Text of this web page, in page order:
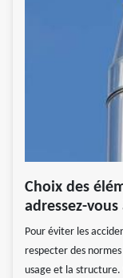
Choix des
adressez-vous
Pour éviter les
respecter des
usage et la structure.